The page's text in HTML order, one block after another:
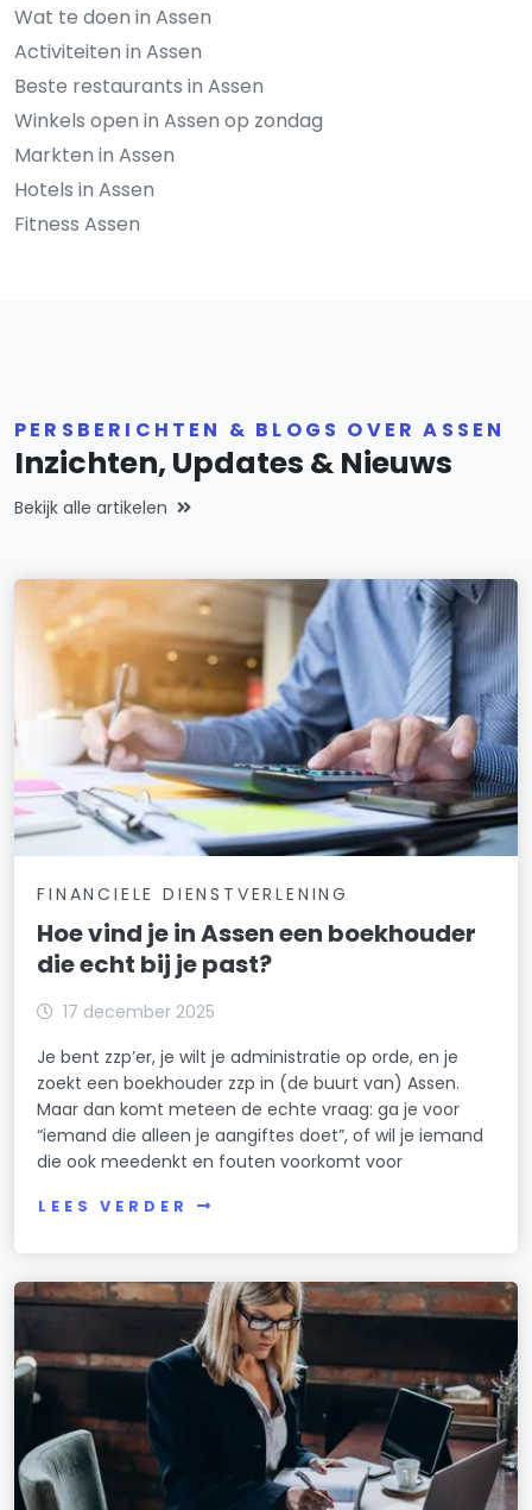
Wat te doen in Assen
Activiteiten in Assen
Beste restaurants in Assen
Winkels open in Assen op zondag
Markten in Assen
Hotels in Assen
Fitness Assen
PERSBERICHTEN & BLOGS OVER ASSEN
Inzichten, Updates & Nieuws
Bekijk alle artikelen
FINANCIELE DIENSTVERLENING
Hoe vind je in Assen een boekhouder
die echt bij je past?
17 december 2025
Je bent zzp’er, je wilt je administratie op orde, en je
zoekt een boekhouder zzp in (de buurt van) Assen.
Maar dan komt meteen de echte vraag: ga je voor
“iemand die alleen je aangiftes doet”, of wil je iemand
die ook meedenkt en fouten voorkomt voor
LEES VERDER